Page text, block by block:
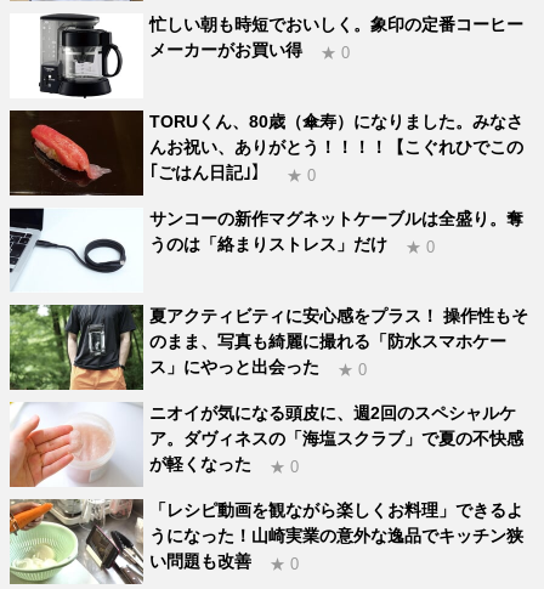
忙しい朝も時短でおいしく。象印の定番コーヒー
メーカーがお買い得
★ 0
TORUくん、80歳（傘寿）になりました。みなさ
んお祝い、ありがとう！！！！【こぐれひでこの
｢ごはん日記｣】
★ 0
サンコーの新作マグネットケーブルは全盛り。奪
うのは「絡まりストレス」だけ
★ 0
夏アクティビティに安心感をプラス！ 操作性もそ
のまま、写真も綺麗に撮れる「防水スマホケー
ス」にやっと出会った
★ 0
ニオイが気になる頭皮に、週2回のスペシャルケ
ア。ダヴィネスの「海塩スクラブ」で夏の不快感
が軽くなった
★ 0
「レシピ動画を観ながら楽しくお料理」できるよ
うになった！山崎実業の意外な逸品でキッチン狭
い問題も改善
★ 0